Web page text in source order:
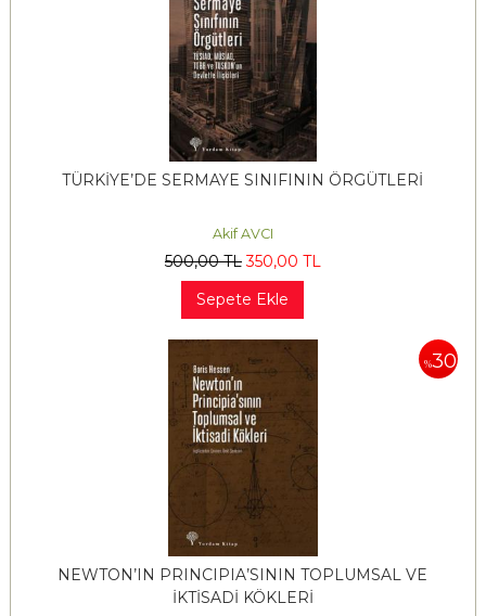
TÜRKİYE’DE SERMAYE SINIFININ ÖRGÜTLERİ
Akif AVCI
500,00TL 350,00 TL
Sepete Ekle
%30
NEWTON’IN PRINCIPIA’SININ TOPLUMSAL VE
İKTİSADİ KÖKLERİ